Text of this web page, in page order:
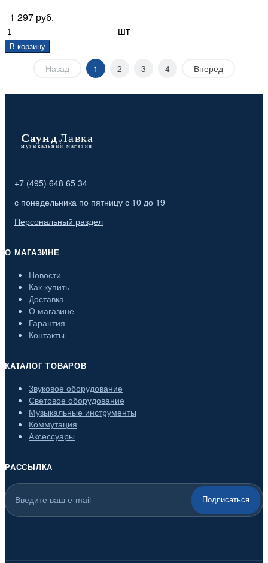
1 297 руб.
шт
В корзину
Назад 1 2 3 4 Вперед
+7 (495) 648 65 34
с понедельника по пятницу с 10 до 19
Персональный раздел
О МАГАЗИНЕ
Новости
Как купить
Доставка
О магазине
Гарантия
Контакты
КАТАЛОГ ТОВАРОВ
Звуковое оборудование
Световое оборудование
Музыкальные инструменты
Коммутация
Аксессуары
РАССЫЛКА
Подписаться